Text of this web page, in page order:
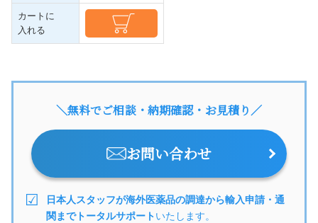
カートに
入れる
＼無料でご相談・納期確認・お見積り／
お問い合わせ
日本人スタッフが海外医薬品の調達から輸入申請・通
関までトータルサポートいたします。